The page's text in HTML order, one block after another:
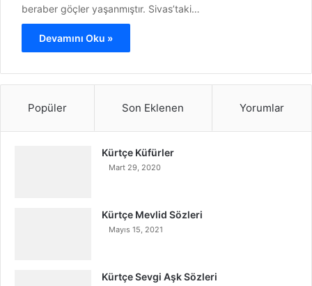
beraber göçler yaşanmıştır. Sivas’taki…
Devamını Oku »
Popüler Son Eklenen Yorumlar
Kürtçe Küfürler
Mart 29, 2020
Kürtçe Mevlid Sözleri
Mayıs 15, 2021
Kürtçe Sevgi Aşk Sözleri